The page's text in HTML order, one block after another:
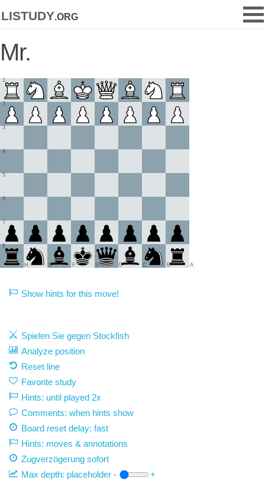
listudy.org
Mr.
1
2
3
4
5
6
7
8
A
B
C
D
E
F
G
H
Show hints for this move!
Spielen Sie gegen Stockfish
Analyze position
Reset line
Favorite study
Hints: until played 2x
Comments: when hints show
Board reset delay: fast
Hints: moves & annotations
Zugverzögerung sofort
Max depth: placeholder -
+